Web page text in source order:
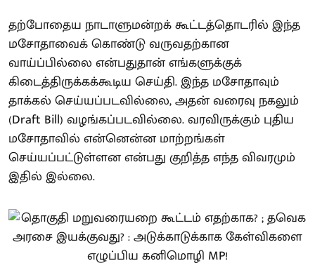
தற்போதைய நாடாளுமன்றக் கூட்டத்தொடரில் இந்த
மசோதாவைக் கொண்டு வருவதற்கான
வாய்ப்பில்லை என்பதுதான் எங்களுக்குக்
கிடைத்திருக்கக்கூடிய செய்தி. இந்த மசோதாவும்
தாக்கல் செய்யப்படவில்லை, அதன் வரைவு நகலும்
(Draft Bill) வழங்கப்படவில்லை. வரவிருக்கும் புதிய
மசோதாவில் என்னென்ன மாற்றங்கள்
செய்யப்பட்டுள்ளன என்பது குறித்த எந்த விவரமும்
இதில் இல்லை.